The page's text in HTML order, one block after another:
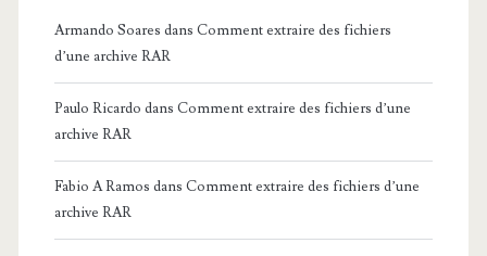
Armando Soares dans Comment extraire des fichiers
d’une archive RAR
Paulo Ricardo dans Comment extraire des fichiers d’une
archive RAR
Fabio A Ramos dans Comment extraire des fichiers d’une
archive RAR